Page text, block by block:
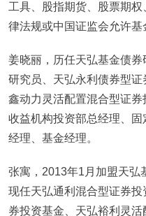
工具、股指期货、股票期
律法规或中国证监会允许基
姜晓丽，历任天弘基金债
研究员、天弘永利债券型
鑫动力灵活配置混合型证
收益机构投资部总经理、
经理、基金经理。
张寓，2013年1月加盟天弘
现任天弘通利混合型证券
券投资基金、天弘裕利灵